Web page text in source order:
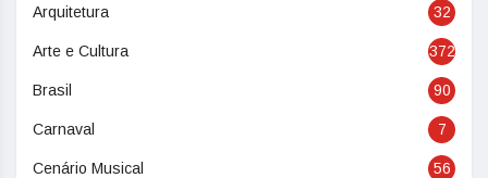
Arquitetura 32
Arte e Cultura 372
Brasil 90
Carnaval 7
Cenário Musical 56